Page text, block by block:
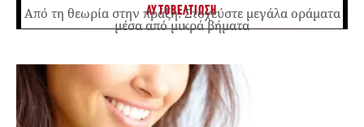
ΑΥΤΟΒΕΛΤΙΩΣΗ
Από τη θεωρία στην πράξη: Στοχεύστε μεγάλα οράματα
μέσα από μικρά βήματα